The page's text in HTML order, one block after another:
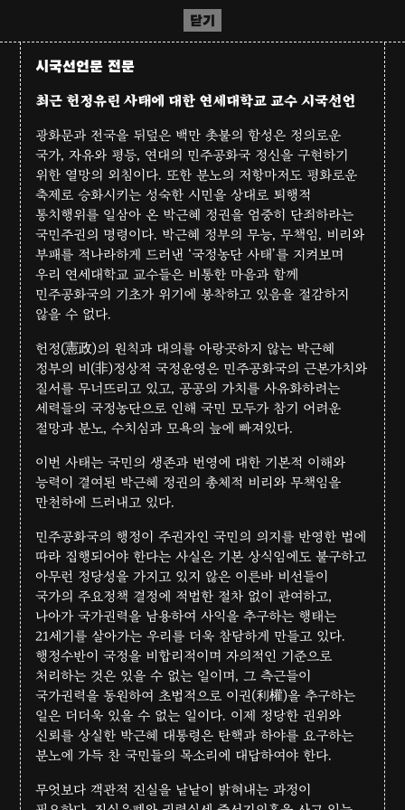
닫기
시국선언문 전문
최근 헌정유린 사태에 대한 연세대학교 교수 시국선언
광화문과 전국을 뒤덮은 백만 촛불의 함성은 정의로운
국가, 자유와 평등, 연대의 민주공화국 정신을 구현하기
위한 열망의 외침이다. 또한 분노의 저항마저도 평화로운
축제로 승화시키는 성숙한 시민을 상대로 퇴행적
통치행위를 일삼아 온 박근혜 정권을 엄중히 단죄하라는
국민주권의 명령이다. 박근혜 정부의 무능, 무책임, 비리와
부패를 적나라하게 드러낸 ‘국정농단 사태’를 지켜보며
우리 연세대학교 교수들은 비통한 마음과 함께
민주공화국의 기초가 위기에 봉착하고 있음을 절감하지
않을 수 없다.
헌정(憲政)의 원칙과 대의를 아랑곳하지 않는 박근혜
정부의 비(非)정상적 국정운영은 민주공화국의 근본가치와
질서를 무너뜨리고 있고, 공공의 가치를 사유화하려는
세력들의 국정농단으로 인해 국민 모두가 참기 어려운
절망과 분노, 수치심과 모욕의 늪에 빠져있다.
이번 사태는 국민의 생존과 번영에 대한 기본적 이해와
능력이 결여된 박근혜 정권의 총체적 비리와 무책임을
만천하에 드러내고 있다.
민주공화국의 행정이 주권자인 국민의 의지를 반영한 법에
따라 집행되어야 한다는 사실은 기본 상식임에도 불구하고
아무런 정당성을 가지고 있지 않은 이른바 비선들이
국가의 주요정책 결정에 적법한 절차 없이 관여하고,
나아가 국가권력을 남용하여 사익을 추구하는 행태는
21세기를 살아가는 우리를 더욱 참담하게 만들고 있다.
행정수반이 국정을 비합리적이며 자의적인 기준으로
처리하는 것은 있을 수 없는 일이며, 그 측근들이
국가권력을 동원하여 초법적으로 이권(利權)을 추구하는
일은 더더욱 있을 수 없는 일이다. 이제 정당한 권위와
신뢰를 상실한 박근혜 대통령은 탄핵과 하야를 요구하는
분노에 가득 찬 국민들의 목소리에 대답하여야 한다.
무엇보다 객관적 진실을 낱낱이 밝혀내는 과정이